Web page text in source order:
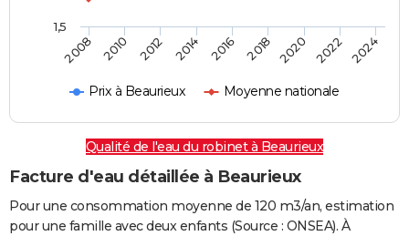
Prix à Beaurieux Moyenne nationale
2008 2010 2012 2014 2016 2018 2020 2022 2024
1,5
Qualité de l'eau du robinet à Beaurieux
Facture d'eau détaillée à Beaurieux
Pour une consommation moyenne de 120 m3/an, estimation
pour une famille avec deux enfants (Source : ONSEA). À